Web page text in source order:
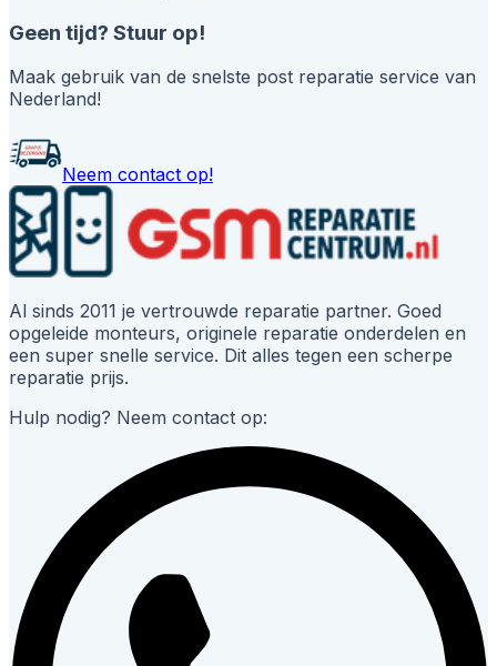
Geen tijd? Stuur op!
Maak gebruik van de snelste post reparatie service van
Nederland!
Neem contact op!
Al sinds 2011 je vertrouwde reparatie partner. Goed
opgeleide monteurs, originele reparatie onderdelen en
een super snelle service. Dit alles tegen een scherpe
reparatie prijs.
Hulp nodig? Neem contact op: